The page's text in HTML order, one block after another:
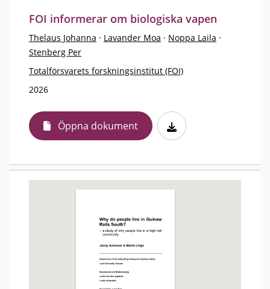
FOI informerar om biologiska vapen
Thelaus Johanna · Lavander Moa · Noppa Laila ·
Stenberg Per
Totalförsvarets forskningsinstitut (FOI)
2026
Öppna dokument